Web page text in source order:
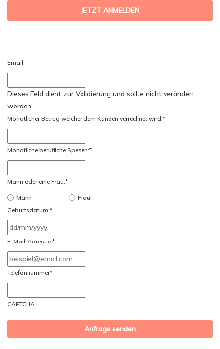
JETZT ANMELDEN
Email
Dieses Feld dient zur Validierung und sollte nicht verändert
werden.
Monatlicher Betrag welcher dem Kunden verrechnet wird:*
Monatliche berufliche Spesen:*
Mann oder eine Frau:*
Mann
Frau
Geburtsdatum:*
Schrägstrich
MM
E-Mail-Adresse:*
Telefonnummer*
CAPTCHA